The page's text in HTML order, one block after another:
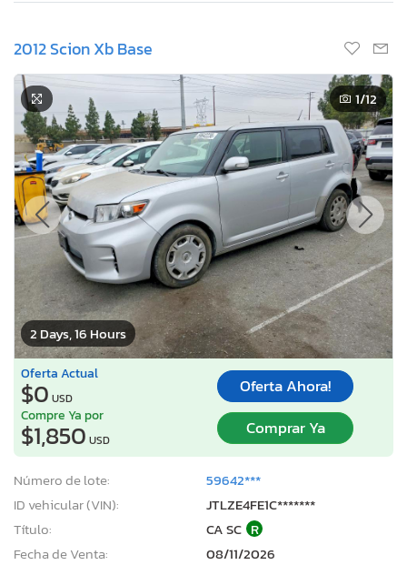
2012 Scion Xb Base
2 Days, 16 Hours
1/12
Oferta Actual
$0 USD
Oferta Ahora!
Compre Ya por
$1,850 USD
Comprar Ya
Número de lote:
59642***
ID vehicular (VIN):
JTLZE4FE1C*******
Título:
CA SC R
Fecha de Venta:
08/11/2026